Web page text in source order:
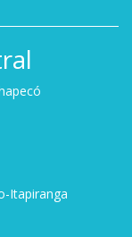
Itapiranga